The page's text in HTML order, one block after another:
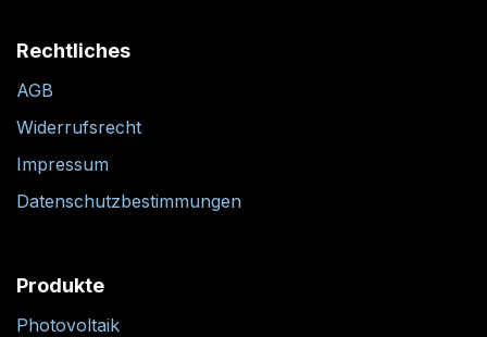
Rechtliches
AGB
Widerrufsrecht
Impressum
Datenschutzbestimmungen
Produkte
Photovoltaik